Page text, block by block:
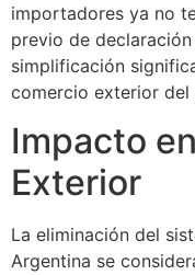
importadores ya no
previo de
simplificación
comercio exterior del
Impacto
Exterior
La eliminación del
Argentina se